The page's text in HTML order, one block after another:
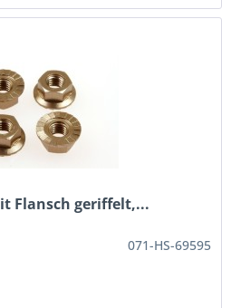
Flansch geriffelt,...
071-HS-69595